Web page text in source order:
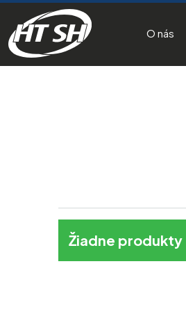
O nás
Žiadne produkty